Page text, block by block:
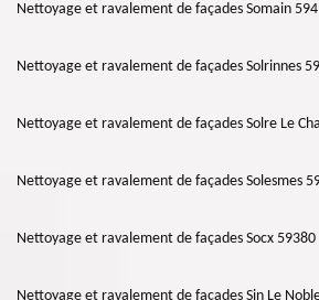
Nettoyage et ravalement de façades Somain
Nettoyage et ravalement de façades Solrinnes
Nettoyage et ravalement de façades Solre Le
Nettoyage et ravalement de façades Solesmes
Nettoyage et ravalement de façades Socx 59380
Nettoyage et ravalement de façades Sin Le